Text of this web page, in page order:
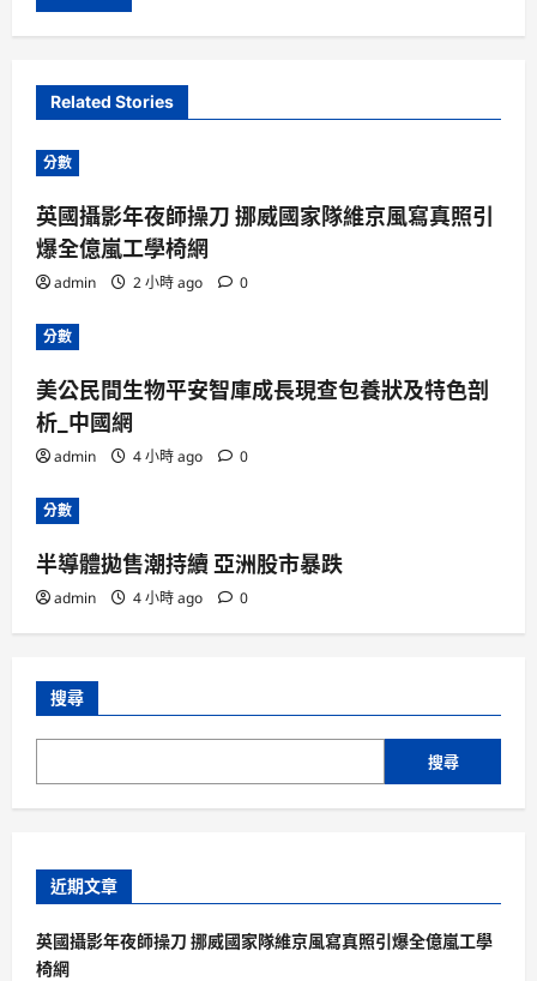
Related Stories
分數
英國攝影年夜師操刀 挪威國家隊維京風寫真照引
爆全億嵐工學椅網
admin 2 小時 ago 0
分數
美公民間生物平安智庫成長現查包養狀及特色剖
析_中國網
admin 4 小時 ago 0
分數
半導體拋售潮持續 亞洲股市暴跌
admin 4 小時 ago 0
搜尋
搜尋
近期文章
英國攝影年夜師操刀 挪威國家隊維京風寫真照引爆全億嵐工學
椅網